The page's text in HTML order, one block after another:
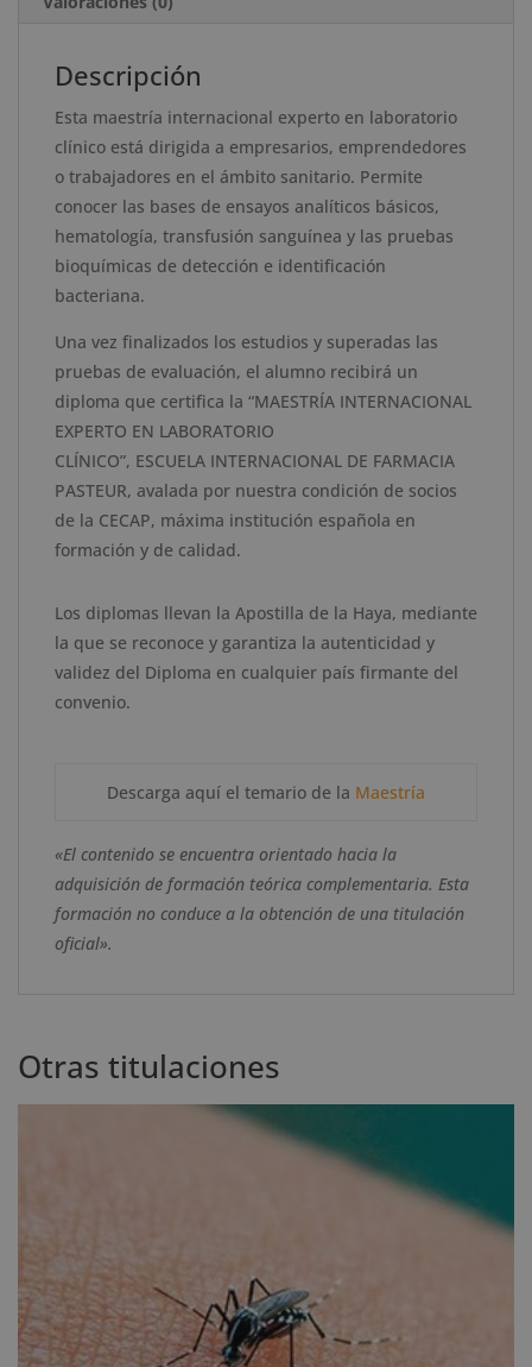
cantidad
Descripción
Esta maestría internacional experto en laboratorio
clínico está dirigida a empresarios, emprendedores
o trabajadores en el ámbito sanitario. Permite
conocer las bases de ensayos analíticos básicos,
hematología, transfusión sanguínea y las pruebas
bioquímicas de detección e identificación
bacteriana.
Una vez finalizados los estudios y superadas las
pruebas de evaluación, el alumno recibirá un
diploma que certifica la “MAESTRÍA INTERNACIONAL
EXPERTO EN LABORATORIO
CLÍNICO”, ESCUELA INTERNACIONAL DE FARMACIA
PASTEUR, avalada por nuestra condición de socios
de la CECAP, máxima institución española en
formación y de calidad.
Los diplomas llevan la Apostilla de la Haya, mediante
la que se reconoce y garantiza la autenticidad y
validez del Diploma en cualquier país firmante del
convenio.
Descarga aquí el temario de la Maestría
«El contenido se encuentra orientado hacia la
adquisición de formación teórica complementaria. Esta
formación no conduce a la obtención de una titulación
oficial».
Otras titulaciones